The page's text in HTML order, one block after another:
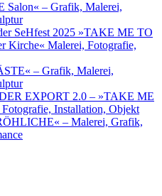
Salon« – Grafik, Malerei,
SeHfest 2025 »TAKE ME TO
Malerei, Fotografie,
– Grafik, Malerei,
EXPORT 2.0 – »TAKE ME
Installation, Objekt
– Malerei, Grafik,